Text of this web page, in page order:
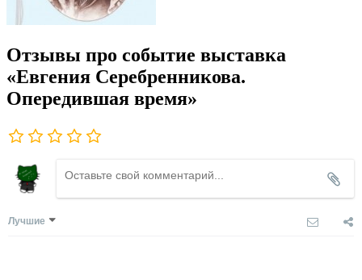
Отзывы про событие выставка
«Евгения Серебренникова.
Опередившая время»
Лучшие